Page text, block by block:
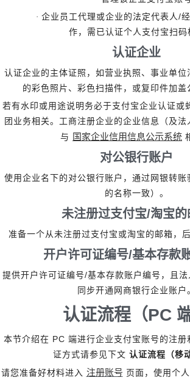
· 企业员工代理或企业的法定代表人/
作，需已认证个人支付宝扫码
认证企业
认证企业的主体证照，如营业执照、事业单位
的彩色照片、彩色扫描件，或复印件加盖
若有水印或用途说明务必于支付宝企业认证或
团业务相关。工商注册企业的企业信息（及法
与
国家企业信用信息公示系统
对公银行账户
使用企业名下的对公银行账户，通过网银转账
的名称一致）。
未注册过支付宝/淘宝的
准备一个从未注册过支付宝或淘宝的邮箱，
开户许可证编号/基本存款
提供开户许可证编号/基本存款账户编号，且法
同步开通网商银行企业账户
认证流程（PC
本节介绍在 PC 端进行企业支付宝账号的注册
证方式请参见下文 认证流程（移
请您准备好材料进入 注册账号 页面，使用个